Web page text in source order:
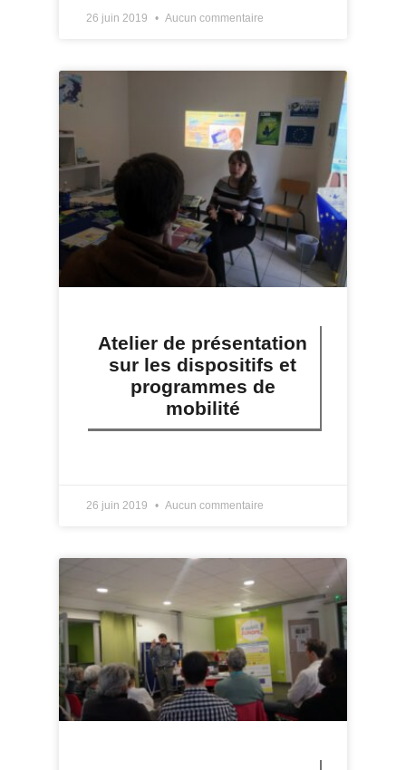
26 juin 2019 Aucun commentaire
Atelier de présentation
sur les dispositifs et
programmes de
mobilité
26 juin 2019 Aucun commentaire